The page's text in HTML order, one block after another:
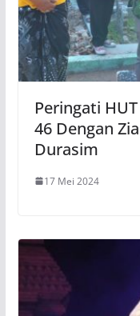
Peringati
46 Dengan
Durasim
17 Mei 2024